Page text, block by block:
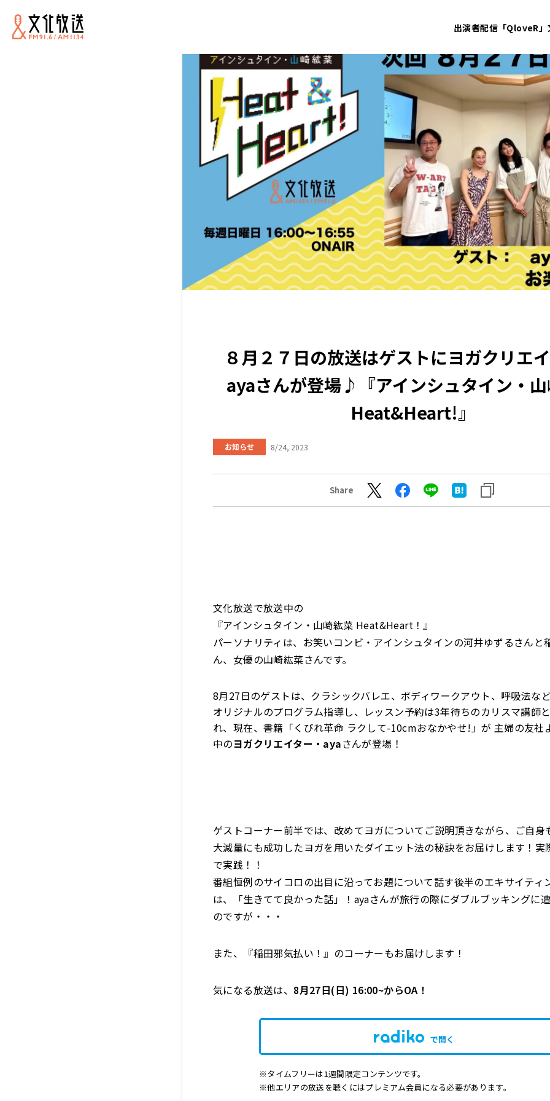
出演者配信「QloveR」
８月２７日の放送はゲストにヨガクリエ
ayaさんが登場♪『アインシュタイン・
Heat&Heart!』
お知らせ 8/24, 2023
Share
文化放送で放送中の
『アインシュタイン・山崎紘菜 Heat&Heart！』
パーソナリティは、お笑いコンビ・アインシュタインの河井ゆずるさんと
ん、女優の山崎紘菜さんです。
8月27日のゲストは、クラシックバレエ、ボディワークアウト、呼吸法な
オリジナルのプログラム指導し、レッスン予約は3年待ちのカリスマ講師
れ、 現在、書籍「くびれ革命 ラクして-10cmおなかやせ! 」が 主婦の友社
中のヨガクリエイター・ayaさんが登場！
ゲストコーナー前半では、改めてヨガについてご説明頂きながら、ご自身
大減量にも成功したヨガを用いたダイエット法の秘訣をお届けします！実
で実践！！
番組恒例のサイコロの出目に沿ってお題について話す後半のエキサイティ
は、「生きてて良かった話」！ayaさんが旅行の際にダブルブッキングに
のですが・・・
また、『稲田邪気払い！』のコーナーもお届けします！
気になる放送は、 8月27日(日) 16:00~からOA ！
で開く
※タイムフリーは1週間限定コンテンツです。
※他エリアの放送を聴くにはプレミアム会員になる必要があります。